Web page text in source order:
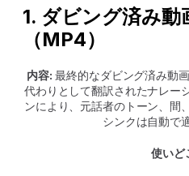
1. ダビング済み動
（MP4）
内容: 最終的なダビング済み動
代わりとして翻訳されたナレー
ンにより、元話者のトーン、間
シンクは自動で
使いど